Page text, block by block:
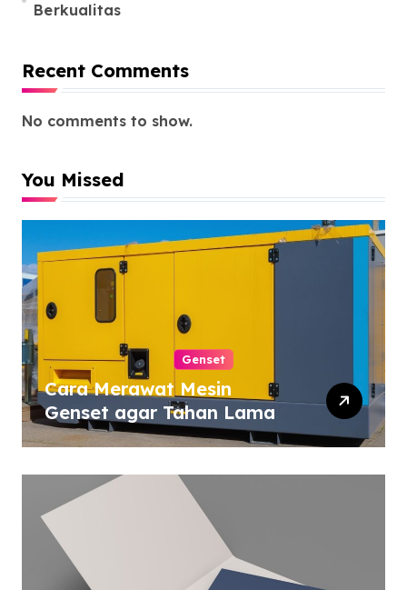
Berkualitas
Recent Comments
No comments to show.
You Missed
Genset
Cara Merawat Mesin
Genset agar Tahan Lama